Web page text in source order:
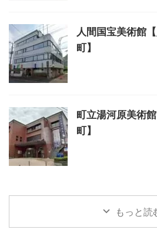
人間国宝美術館
町】
町立湯河原美術
町】
もっと読